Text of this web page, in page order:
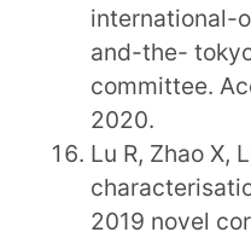
international-
and-the-
committee.
2020.
Lu R, Zhao X,
2019 novel